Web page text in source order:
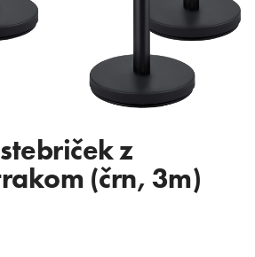
z
(črn, 3m)